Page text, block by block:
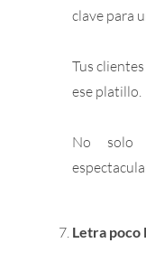
clave para
Tus
ese platillo.
No solo
Letra poco